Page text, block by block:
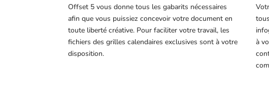
Offset 5 vous donne tous les gabarits nécessaires
afin que vous puissiez concevoir votre document en
toute liberté créative. Pour faciliter votre travail, les
fichiers des grilles calendaires exclusives sont à votre
disposition.
à